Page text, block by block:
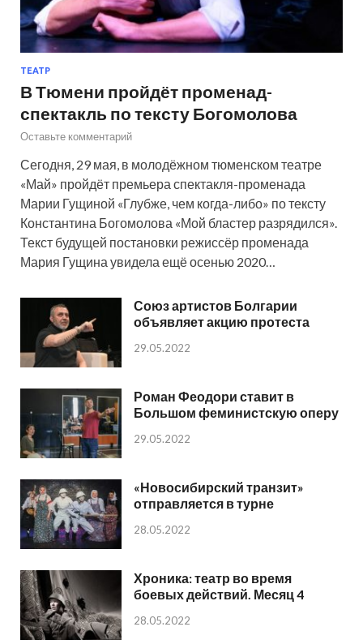
ТЕАТР
В Тюмени пройдёт променад-
спектакль по тексту Богомолова
Оставьте комментарий
Сегодня, 29 мая, в молодёжном тюменском театре
«Май» пройдёт премьера спектакля-променада
Марии Гущиной «Глубже, чем когда-либо» по тексту
Константина Богомолова «Мой бластер разрядился».
Текст будущей постановки режиссёр променада
Мария Гущина увидела ещё осенью 2020…
Союз артистов Болгарии
объявляет акцию протеста
29.05.2022
Роман Феодори ставит в
Большом феминистскую оперу
29.05.2022
«Новосибирский транзит»
отправляется в турне
28.05.2022
Хроника: театр во время
боевых действий. Месяц 4
28.05.2022